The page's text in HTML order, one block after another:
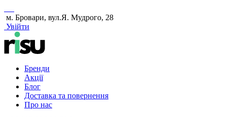
м. Бровари, вул.Я. Мудрого, 28
Увійти
Бренди
Акції
Блог
Доставка та повернення
Про нас